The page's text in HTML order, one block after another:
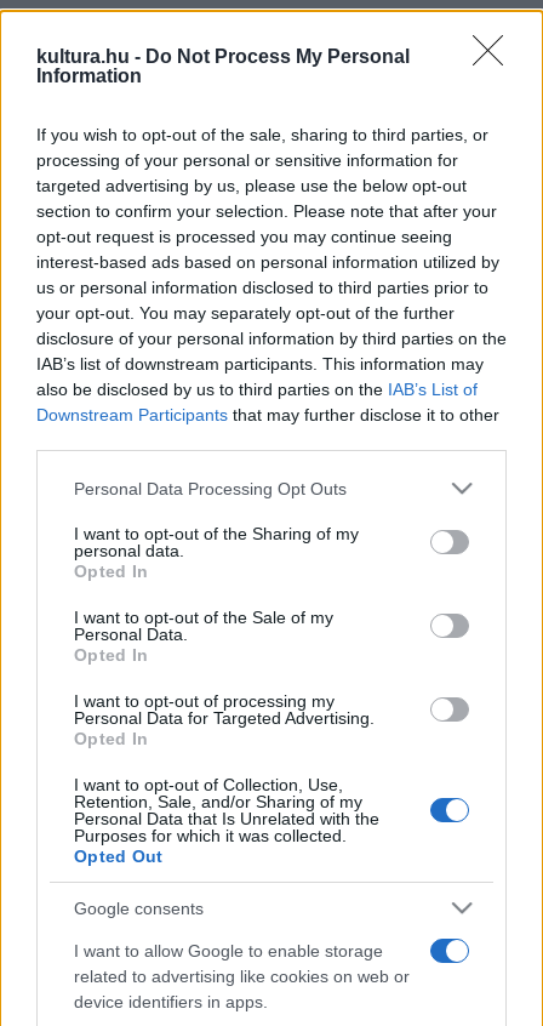
kultura.hu - Do Not Process My Personal
Information
If you wish to opt-out of the sale, sharing to third parties, or
processing of your personal or sensitive information for
targeted advertising by us, please use the below opt-out
section to confirm your selection. Please note that after your
opt-out request is processed you may continue seeing
interest-based ads based on personal information utilized by
us or personal information disclosed to third parties prior to
your opt-out. You may separately opt-out of the further
disclosure of your personal information by third parties on the
IAB’s list of downstream participants. This information may
also be disclosed by us to third parties on the IAB’s List of
Downstream Participants that may further disclose it to other
Please note that this website/app uses one or more Google
not limited to your visit or usage behaviour. You may click to
grant or deny consent to Google and its third-party tags to
use your data for below specified purposes in below Google
consent section.
Personal Data Processing Opt Outs
I want to opt-out of the Sharing of my
personal data.
Opted In
I want to opt-out of the Sale of my
Personal Data.
Opted In
I want to opt-out of processing my
Personal Data for Targeted Advertising.
Opted In
I want to opt-out of Collection, Use,
Retention, Sale, and/or Sharing of my
Personal Data that Is Unrelated with the
Purposes for which it was collected.
Opted Out
Google consents
I want to allow Google to enable storage
related to advertising like cookies on web or
device identifiers in apps.
KULTPOL
szakadék” – hangsúlyozta Sulyok Tamás a
Kossuth- és Széchenyi-díjak átadásán
Átadták a magyar művészeti élet legnagyobb állami
kitüntetéseit március 14-én, szombat délelőtt az
Országházban. Idén Kurtág György zeneszerző és Melocco
Miklós szobrászművész kapott Kossuth-nagydíjat.
PORTRÉ
KÉPZŐ
Melocco Miklós műveinek visszatérő
lánc kitüntetettje. A magyar figurális szobrászat egyik
legfontosabb képviselője többek között Ady Endre, József
Attila, Kodály Zoltán, Kós Károly, Széchenyi István, Kossuth
Lajos és Deák Ferenc alakját is megmintázta.
EZEN A NAPON TÖRTÉNT
2014-ben ezen a napon adták át a nagyközönségnek az
újjáépített Várkert Bazárt. Az 1875–1883 között Ybl Miklós
tervei alapján épült neoreneszánsz épületegyüttes
eredetileg kereskedelmi funkciót töltött be, majd
világháborúban súlyos károkat szenvedett, 1961 és 1984
között pedig a Budai Ifjúsági Park működött a területén. A